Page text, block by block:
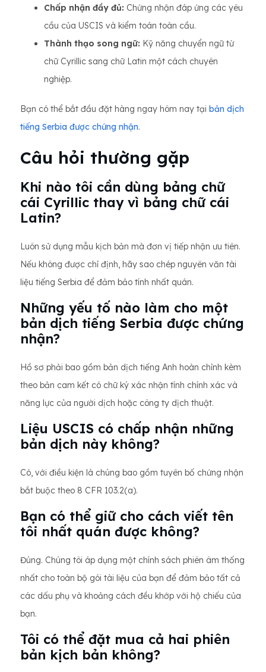
Chấp nhận đầy đủ: Chứng nhận đáp ứng các yêu
cầu của USCIS và kiểm toán toàn cầu.
Thành thạo song ngữ: Kỹ năng chuyển ngữ từ
chữ Cyrillic sang chữ Latin một cách chuyên
nghiệp.
Bạn có thể bắt đầu đặt hàng ngay hôm nay tại bản dịch
tiếng Serbia được chứng nhận.
Câu hỏi thường gặp
Khi nào tôi cần dùng bảng chữ
cái Cyrillic thay vì bảng chữ cái
Latin?
Luôn sử dụng mẫu kịch bản mà đơn vị tiếp nhận ưu tiên.
Nếu không được chỉ định, hãy sao chép nguyên văn tài
liệu tiếng Serbia để đảm bảo tính nhất quán.
Những yếu tố nào làm cho một
bản dịch tiếng Serbia được chứng
nhận?
Hồ sơ phải bao gồm bản dịch tiếng Anh hoàn chỉnh kèm
theo bản cam kết có chữ ký xác nhận tính chính xác và
năng lực của người dịch hoặc công ty dịch thuật.
Liệu USCIS có chấp nhận những
bản dịch này không?
Có, với điều kiện là chúng bao gồm tuyên bố chứng nhận
bắt buộc theo 8 CFR 103.2(a).
Bạn có thể giữ cho cách viết tên
tôi nhất quán được không?
Đúng. Chúng tôi áp dụng một chính sách phiên âm thống
nhất cho toàn bộ gói tài liệu của bạn để đảm bảo tất cả
các dấu phụ và khoảng cách đều khớp với hộ chiếu của
bạn.
Tôi có thể đặt mua cả hai phiên
bản kịch bản không?